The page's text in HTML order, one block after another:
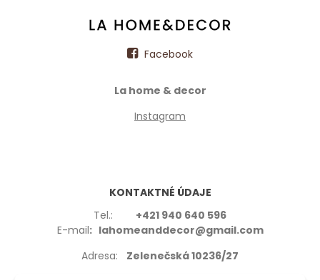
Facebook
La home & decor
Instagram
KONTAKTNÉ ÚDAJE
Tel.: +421 940 640 596
E-mail: lahomeanddecor@gmail.com
Adresa: Zelenečská 10236/27